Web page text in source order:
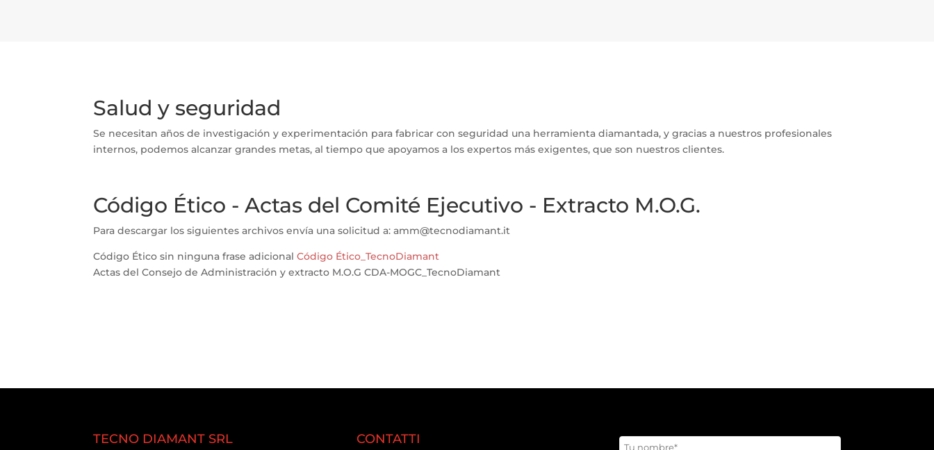
Salud y seguridad
Se necesitan años de investigación y experimentación para fabricar con seguridad una herramienta diamantada, y gracias a nuestros profesionales
internos, podemos alcanzar grandes metas, al tiempo que apoyamos a los expertos más exigentes, que son nuestros clientes.
Código Ético - Actas del Comité Ejecutivo - Extracto M.O.G.
Para descargar los siguientes archivos envía una solicitud a: amm@tecnodiamant.it
Código Ético sin ninguna frase adicionalCódigo Ético_TecnoDiamant
Actas del Consejo de Administración y extracto M.O.G CDA-MOGC_TecnoDiamant
TECNO DIAMANT SRL CONTATTI